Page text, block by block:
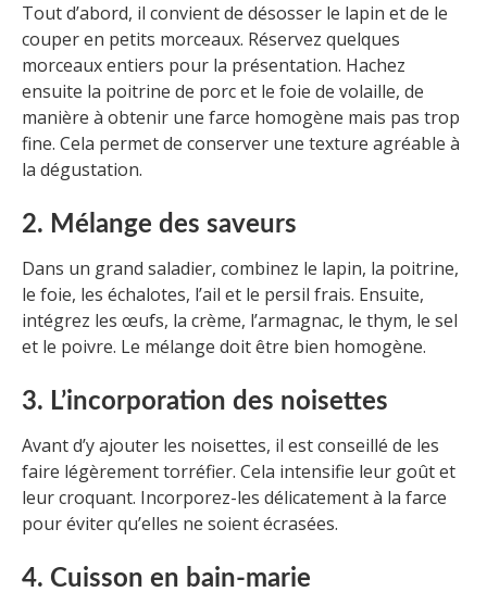
Tout d’abord, il convient de désosser le lapin et de le
couper en petits morceaux. Réservez quelques
morceaux entiers pour la présentation. Hachez
ensuite la poitrine de porc et le foie de volaille, de
manière à obtenir une farce homogène mais pas trop
fine. Cela permet de conserver une texture agréable à
la dégustation.
2. Mélange des saveurs
Dans un grand saladier, combinez le lapin, la poitrine,
le foie, les échalotes, l’ail et le persil frais. Ensuite,
intégrez les œufs, la crème, l’armagnac, le thym, le sel
et le poivre. Le mélange doit être bien homogène.
3. L’incorporation des noisettes
Avant d’y ajouter les noisettes, il est conseillé de les
faire légèrement torréfier. Cela intensifie leur goût et
leur croquant. Incorporez-les délicatement à la farce
pour éviter qu’elles ne soient écrasées.
4. Cuisson en bain-marie